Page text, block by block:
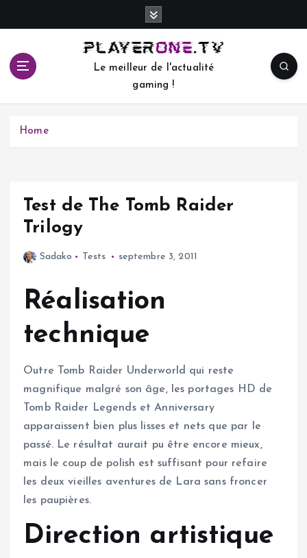
c
Le meilleur de l'actualité
gaming !
Home
Test de The Tomb Raider
Trilogy
Sadako Tests septembre 3, 2011
Réalisation
technique
Outre Tomb Raider Underworld qui reste
magnifique malgré son âge, les portages HD de
Tomb Raider Legends et Anniversary
apparaissent bien plus lisses et nets que par le
passé. Le résultat aurait pu être encore mieux,
mais le coup de polish est suffisant pour refaire
les deux vieilles aventures de Lara sans froncer
les paupières.
Direction artistique